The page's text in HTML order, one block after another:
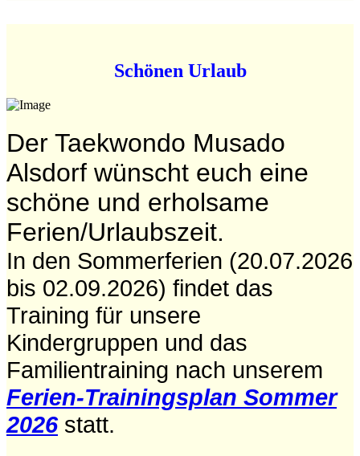
Schönen Urlaub
Der Taekwondo Musado
Alsdorf wünscht euch eine
schöne und erholsame
Ferien/Urlaubszeit.
In den Sommerferien (20.07.2026
bis 02.09.2026) findet das
Training für unsere
Kindergruppen und das
Familientraining nach unserem
Ferien-Trainingsplan Sommer
2026statt.